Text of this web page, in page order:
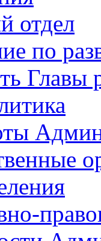
отдел
по
Главы